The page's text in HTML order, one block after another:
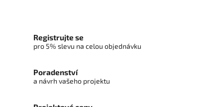
Registrujte se
pro 5% slevu na celou objednávku
Poradenství
a návrh vašeho projektu